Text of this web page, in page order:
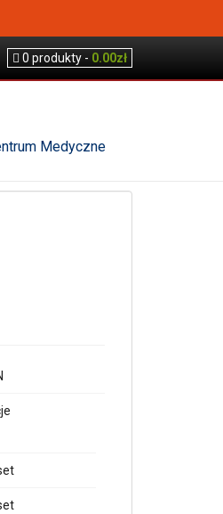
0 produkty - 0.00zł
Medyczne